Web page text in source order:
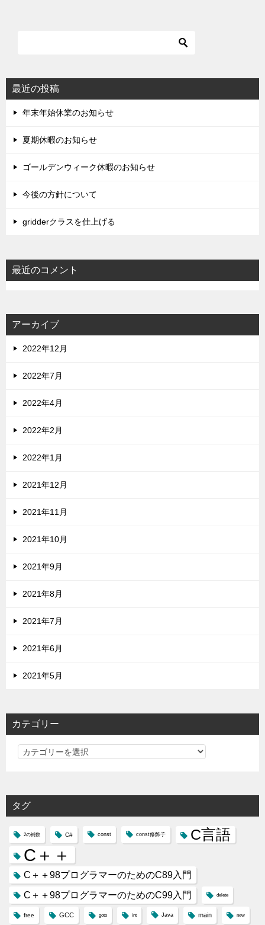
最近の投稿
年末年始休業のお知らせ
夏期休暇のお知らせ
ゴールデンウィーク休暇のお知らせ
今後の方針について
gridderクラスを仕上げる
最近のコメント
アーカイブ
2022年12月
2022年7月
2022年4月
2022年2月
2022年1月
2021年12月
2021年11月
2021年10月
2021年9月
2021年8月
2021年7月
2021年6月
2021年5月
カテゴリー
カ
リ
ー
タグ
2の補数 C# const const修飾子 C言語
C＋＋
C＋＋98プログラマーのためのC89入門
C＋＋98プログラマーのためのC99入門
delete
free GCC goto int Java main new